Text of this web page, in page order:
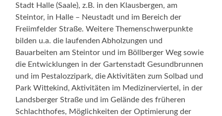
Stadt Halle (Saale), z.B. in den Klausbergen, am
Steintor, in Halle – Neustadt und im Bereich der
Freiimfelder Straße. Weitere Themenschwerpunkte
bilden u.a. die laufenden Abholzungen und
Bauarbeiten am Steintor und im Böllberger Weg sowie
die Entwicklungen in der Gartenstadt Gesundbrunnen
und im Pestalozzipark, die Aktivitäten zum Solbad und
Park Wittekind, Aktivitäten im Medizinerviertel, in der
Landsberger Straße und im Gelände des früheren
Schlachthofes, Möglichkeiten der Optimierung der